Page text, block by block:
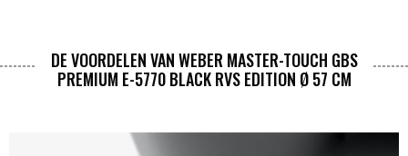
DE VOORDELEN VAN WEBER MASTER-TOUCH GBS
PREMIUM E-5770 BLACK RVS EDITION Ø 57 CM